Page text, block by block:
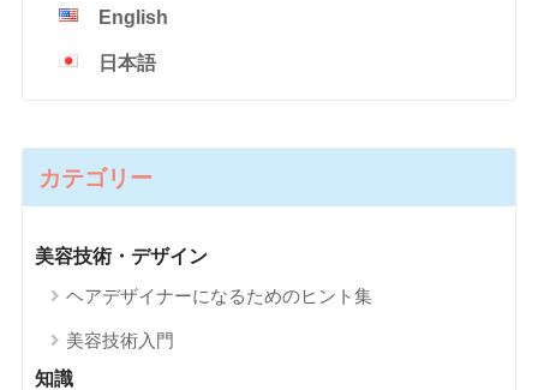
English
日本語
カテゴリー
美容技術・デザイン
ヘアデザイナーになるためのヒント集
美容技術入門
知識